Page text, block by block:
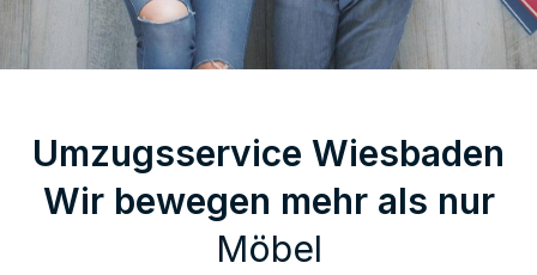
Umzugsservice Wiesbaden
Wir bewegen mehr als nur
Möbel